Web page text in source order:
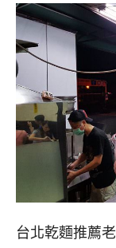
台北乾麵推薦